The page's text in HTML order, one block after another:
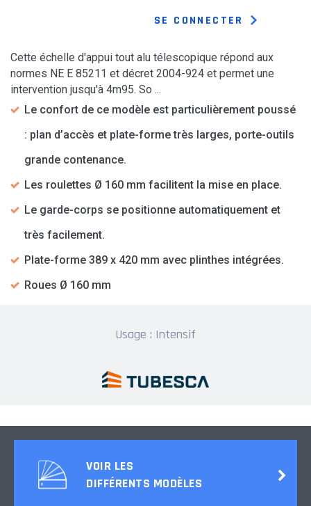
SE CONNECTER
Cette échelle d'appui tout alu télescopique répond aux
normes NE E 85211 et décret 2004-924 et permet une
intervention jusqu'à 4m95. So ...
Le confort de ce modèle est particulièrement poussé
: plan d’accès et plate-forme très larges, porte-outils
grande contenance.
Les roulettes Ø 160 mm facilitent la mise en place.
Le garde-corps se positionne automatiquement et
très facilement.
Plate-forme 389 x 420 mm avec plinthes intégrées.
Roues Ø 160 mm
Usage : Intensif
VOIR LES
DIFFÉRENTS MODÈLES